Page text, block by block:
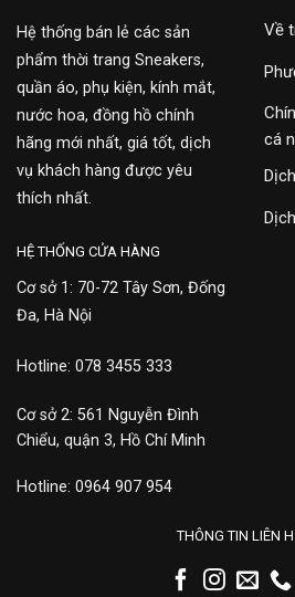
Hệ thống bán lẻ các sản
phẩm thời trang Sneakers,
quần áo, phụ kiện, kính mắt,
nước hoa, đồng hồ chính
hãng mới nhất, giá tốt, dịch
vụ khách hàng được yêu
thích nhất.
Về
cá
HỆ THỐNG CỬA HÀNG
Cơ sở 1: 70-72 Tây Sơn, Đống
Đa, Hà Nội
Hotline: 078 3455 333
Cơ sở 2: 561 Nguyễn Đình
Chiểu, quận 3, Hồ Chí Minh
Hotline: 0964 907 954
THÔNG TIN LIÊN